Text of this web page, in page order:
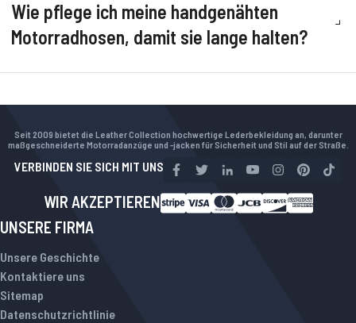
Wie pflege ich meine handgenähten
Motorradhosen, damit sie lange halten?
Seit 2009 bietet die Leather Collection hochwertige Lederbekleidung an, darunter
maßgeschneiderte Motorradanzüge und -jacken für Sicherheit und Stil auf der Straße.
VERBINDEN SIE SICH MIT UNS
WIR AKZEPTIEREN
UNSERE FIRMA
Unsere Geschichte
Kontaktiere uns
Sitemap
Datenschutzrichtlinie